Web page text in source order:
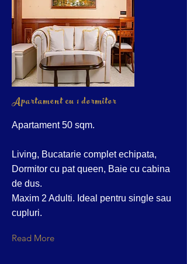
Apartament cu 1 dormitor
Apartament 50 sqm.
Living, Bucatarie complet echipata,
Dormitor cu pat queen, Baie cu cabina
de dus.
Maxim 2 Adulti. Ideal pentru single sau
cupluri.
Read More